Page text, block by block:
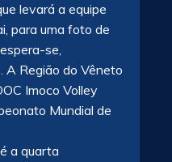
levará a equipe
para uma foto de
se,
A Região do Vêneto
Imoco Volley
Mundial de
a quarta